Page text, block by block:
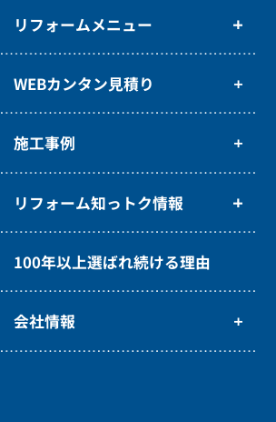
リフォームメニュー
WEBカンタン見積り
施工事例
リフォーム知っトク情報
100年以上選ばれ続ける理由
会社情報